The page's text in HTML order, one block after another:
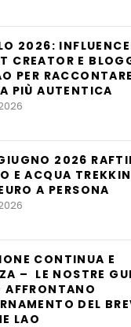
2026:
CREATOR E
PER
PIÙ AUTENTICA
2026
E ACQUA
A PERSONA
CONTINUA E
– LE NOSTRE
AFFRONTANO
DEL
LAO